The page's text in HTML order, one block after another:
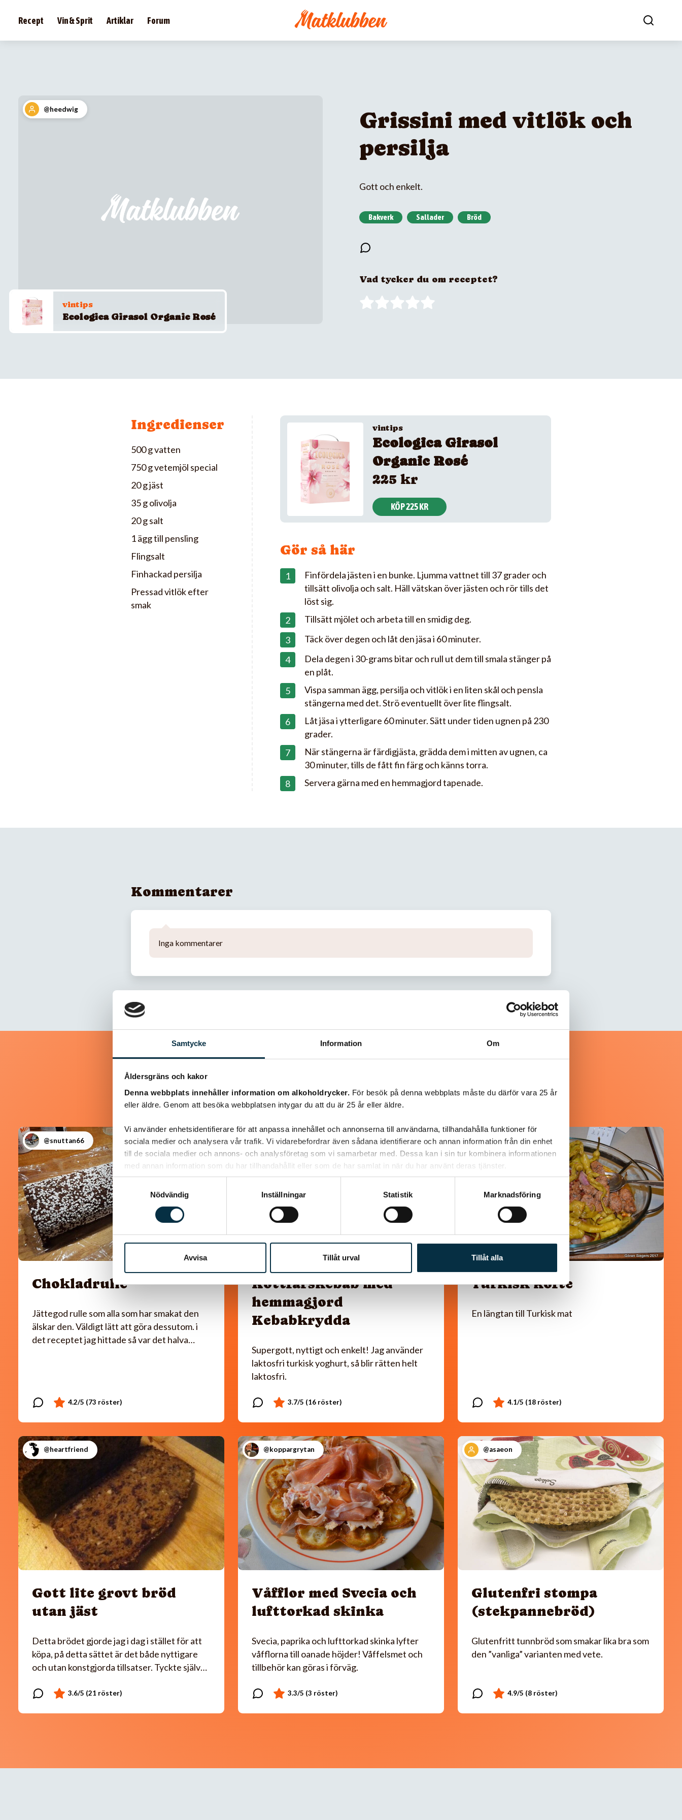
Samtycke Information Om
Åldersgräns och kakor
Denna webbplats innehåller information om alkoholdrycker. För besök på denna webbplats måste du därför vara 25 år
eller äldre. Genom att besöka webbplatsen intygar du att du är 25 år eller äldre.
Vi använder enhetsidentifierare för att anpassa innehållet och annonserna till användarna, tillhandahålla funktioner för
sociala medier och analysera vår trafik. Vi vidarebefordrar även sådana identifierare och annan information från din enhet
till de sociala medier och annons- och analysföretag som vi samarbetar med. Dessa kan i sin tur kombinera informationen
med annan information som du har tillhandahållit eller som de har samlat in när du har använt deras tjänster.
Samtyckesval
Nödvändig
Inställningar Statistik Marknadsföring
Avvisa Tillåt urval Tillåt alla
Recept Vin & Sprit Artiklar Forum
@heedwig
vintips
Ecologica Girasol Organic Rosé
Grissini med vitlök och
persilja
Gott och enkelt.
Bakverk Sallader Bröd
Vad tycker du om receptet?
Ingredienser
500 g vatten
750 g vetemjöl special
20 g jäst
35 g olivolja
20 g salt
1 ägg till pensling
Flingsalt
Finhackad persilja
Pressad vitlök efter
smak
vintips
Ecologica Girasol
Organic Rosé
225 kr
KÖP 225 KR
Gör så här
Finfördela jästen i en bunke. Ljumma vattnet till 37 grader och
tillsätt olivolja och salt. Häll vätskan över jästen och rör tills det
löst sig.
Tillsätt mjölet och arbeta till en smidig deg.
Täck över degen och låt den jäsa i 60 minuter.
Dela degen i 30-grams bitar och rull ut dem till smala stänger på
en plåt.
Vispa samman ägg, persilja och vitlök i en liten skål och pensla
stängerna med det. Strö eventuellt över lite flingsalt.
Låt jäsa i ytterligare 60 minuter. Sätt under tiden ugnen på 230
grader.
När stängerna är färdigjästa, grädda dem i mitten av ugnen, ca
30 minuter, tills de fått fin färg och känns torra.
Servera gärna med en hemmagjord tapenade.
Kommentarer
Inga kommentarer
Liknande recept
@snuttan66
Chokladrulle
Jättegod rulle som alla som har smakat den
älskar den. Väldigt lätt att göra dessutom. i
det receptet jag hittade så var det halva…
@gold1e
Köttfärskebab med
hemmagjord
Kebabkrydda
Supergott, nyttigt och enkelt! Jag använder
laktosfri turkisk yoghurt, så blir rätten helt
laktosfri.
@koppargrytan
Turkisk köfte
En längtan till Turkisk mat
@heartfriend
Gott lite grovt bröd
utan jäst
Detta brödet gjorde jag i dag i stället för att
köpa, på detta sättet är det både nyttigare
och utan konstgjorda tillsatser. Tyckte själv…
@koppargrytan
Våfflor med Svecia och
lufttorkad skinka
Svecia, paprika och lufttorkad skinka lyfter
våfflorna till oanade höjder! Våffelsmet och
tillbehör kan göras i förväg.
@asaeon
Glutenfri stompa
(stekpannebröd)
Glutenfritt tunnbröd som smakar lika bra som
den ”vanliga” varianten med vete.